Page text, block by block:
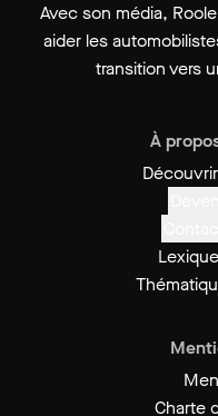
Avec son média,
aider les
transition vers
À
Charte